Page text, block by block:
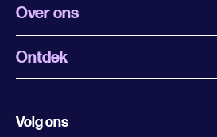
Over ons
Wat is Uitagenda Rotterdam
Contact
Ontdek
Volg ons